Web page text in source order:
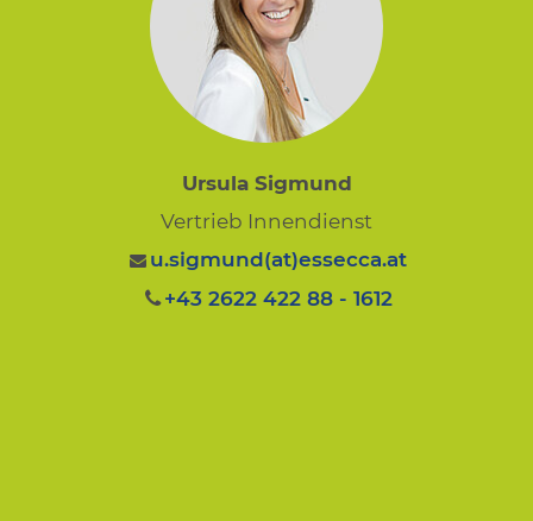
Ursula Sigmund
Vertrieb Innendienst
u.sigmund(at)essecca.at
+43 2622 422 88 - 1612